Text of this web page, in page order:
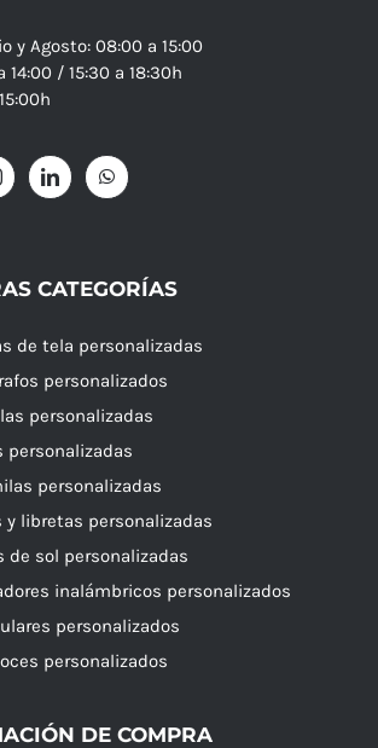
y Agosto: 08:00 a 15:00
14:00 / 15:30 a 18:30h
CATEGORÍAS
de tela personalizadas
personalizados
personalizadas
personalizadas
personalizadas
y libretas personalizadas
de sol personalizadas
inalámbricos personalizados
personalizados
personalizados
DE COMPRA